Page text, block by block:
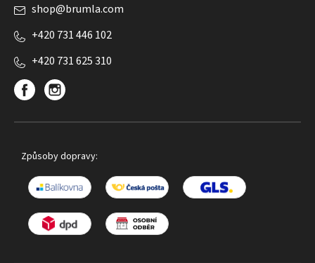
shop@brumla.com
+420 731 446 102
+420 731 625 310
Způsoby dopravy: